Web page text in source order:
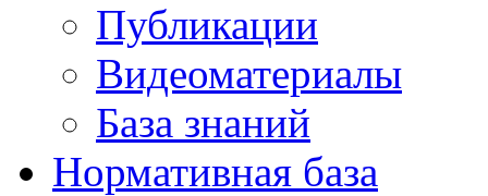
Публикации
Видеоматериалы
База знаний
Нормативная база